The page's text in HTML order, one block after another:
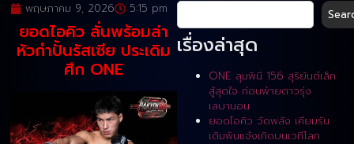
พฤษภาคม 9, 2026 5:15 pm
ยอดไอคิว ลั่นพร้อมล่า
หัวกำปั้นรัสเซีย ประเดิม
ศึก ONE
เรื่องล่าสุด
ONE ลุมพินี 156 สุริยันต์เล็ก
สู้สุดใจ ก่อนพ่ายดาวรุ่ง
เลบานอน
ยอดไอคิว วัดพลัง เคียมรัน
เดิมพันแจ้งเกิดบนเวทีโลก